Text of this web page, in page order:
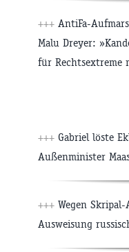
+++ AntiFa-
Malu Dreyer:
für Rechtsextreme
+++ Gabriel löste
Außenminister
+++ Wegen
Ausweisung